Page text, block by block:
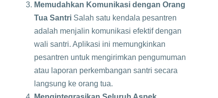
Memudahkan Komunikasi dengan Orang
Tua Santri Salah satu kendala pesantren
adalah menjalin komunikasi efektif dengan
wali santri. Aplikasi ini memungkinkan
pesantren untuk mengirimkan pengumuman
atau laporan perkembangan santri secara
langsung ke orang tua.